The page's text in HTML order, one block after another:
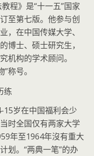
程》是“十一五”国家
至第七版。他参与创
，在中国传媒大学、
博士、硕士研究生，
机构的学术顾问。
称号。
练
15岁在中国福利会少
时全国仅有两家大学
年至1964年沒有重大
划。“两典一笔”的办